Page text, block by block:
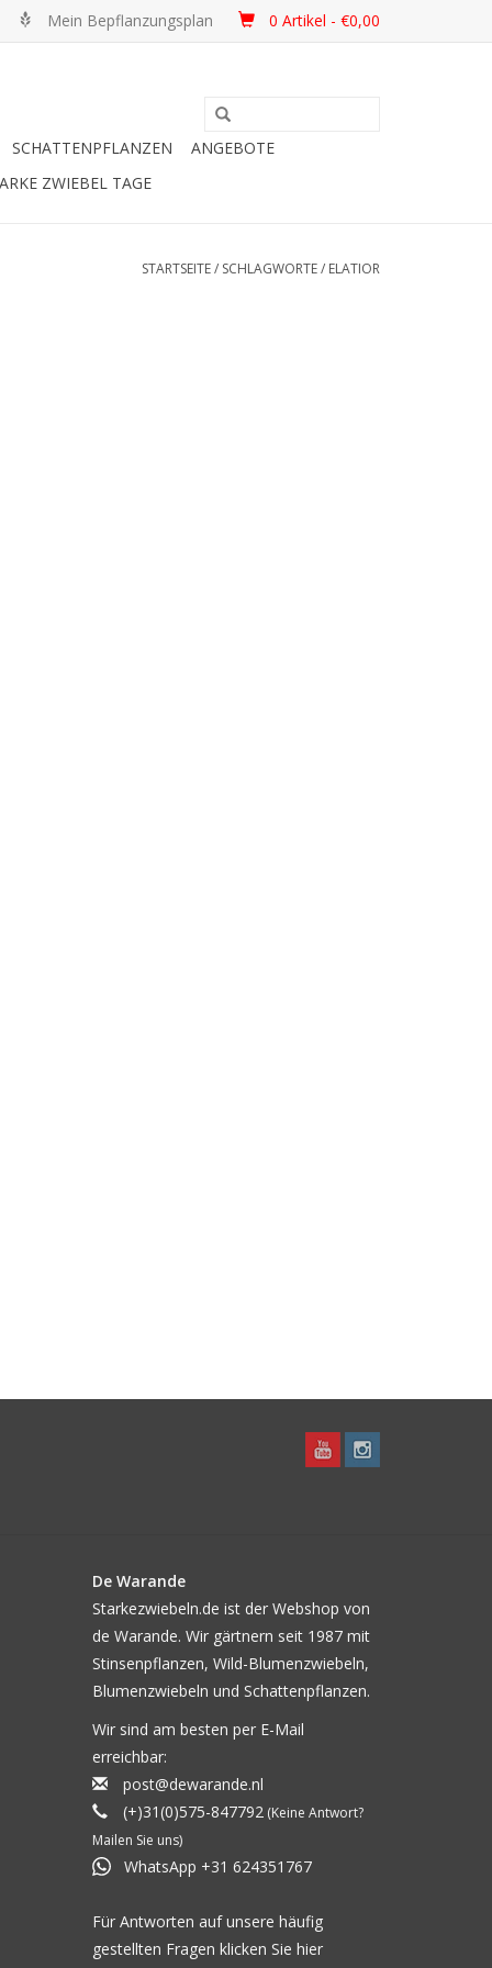
Mein Bepflanzungsplan 0 Artikel - €0,00
SCHATTENPFLANZEN
ANGEBOTE
ZWIEBEL TAGE
STARTSEITE/ SCHLAGWORTE/ ELATIOR
De Warande
Starkezwiebeln.de ist der Webshop von
de Warande. Wir gärtnern seit 1987 mit
Stinsenpflanzen, Wild-Blumenzwiebeln,
Blumenzwiebeln und Schattenpflanzen.
Wir sind am besten per E-Mail
erreichbar:
post@dewarande.nl
(+)31(0)575-847792(Keine Antwort?
Mailen Sie uns)
WhatsApp +31 624351767
Für Antworten auf unsere häufig
gestellten Fragen klicken Sie hier